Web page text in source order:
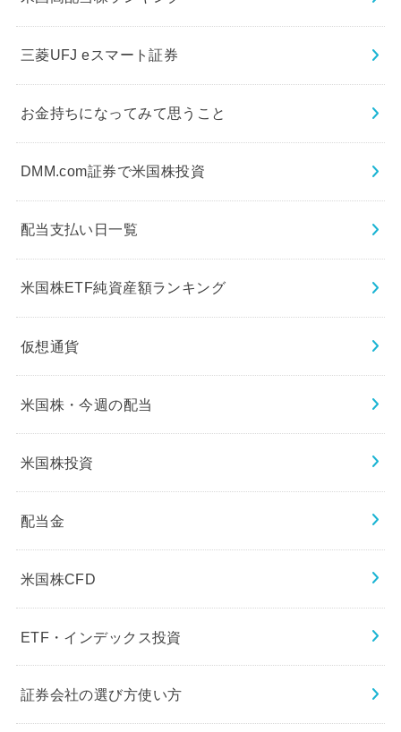
三菱UFJ eスマート証券
お金持ちになってみて思うこと
DMM.com証券で米国株投資
配当支払い日一覧
米国株ETF純資産額ランキング
仮想通貨
米国株・今週の配当
米国株投資
配当金
米国株CFD
ETF・インデックス投資
証券会社の選び方使い方